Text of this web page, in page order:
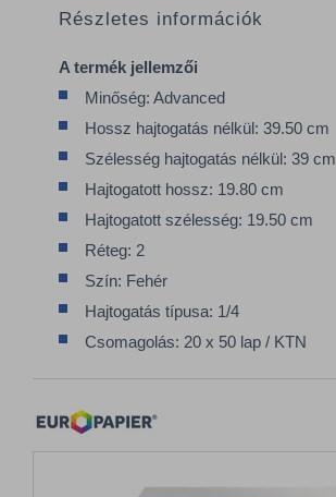
Részletes információk
A termék jellemzői
Minőség: Advanced
Hossz hajtogatás nélkül: 39.50 cm
Szélesség hajtogatás nélkül: 39 cm
Hajtogatott hossz: 19.80 cm
Hajtogatott szélesség: 19.50 cm
Réteg: 2
Szín: Fehér
Hajtogatás típusa: 1/4
Csomagolás: 20 x 50 lap / KTN